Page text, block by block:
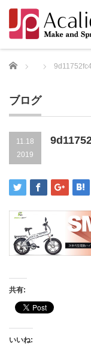
Home
ブログ
11.18
2019
共有:
いいね: